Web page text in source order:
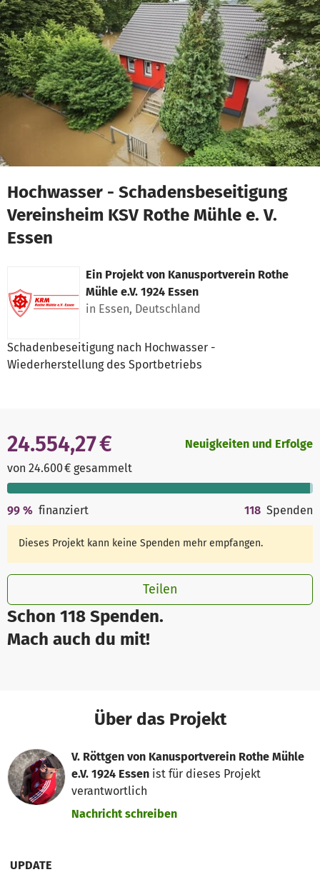
Zum Hauptinhalt springen
Erklärung zur Barrierefreiheit anzeigen
Hochwasser - Schadensbeseitigung
Vereinsheim KSV Rothe Mühle e. V.
Essen
Ein Projekt von Kanusportverein Rothe
Mühle e.V. 1924 Essen
in Essen, Deutschland
Schadenbeseitigung nach Hochwasser -
Wiederherstellung des Sportbetriebs
Schon 118 Spenden.
Mach auch du mit!
24.554,27 €
von 24.600 € gesammelt
Neuigkeiten und Erfolge
99 % finanziert 118 Spenden
Dieses Projekt kann keine Spenden mehr empfangen.
Teilen
Über das Projekt
V. Röttgen von Kanusportverein Rothe Mühle
e.V. 1924 Essen ist für dieses Projekt
verantwortlich
Nachricht schreiben
UPDATE